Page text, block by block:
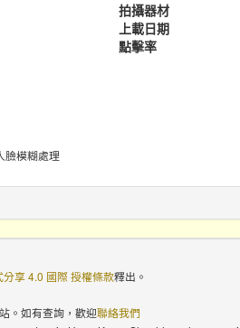
拍攝器材
上載日期
點擊率
臉模糊處理
享 4.0 國際 授權條款釋出。
。如有查詢，歡迎聯絡我們